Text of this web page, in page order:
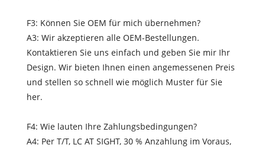
F3: Können Sie OEM für mich übernehmen?
A3: Wir akzeptieren alle OEM-Bestellungen.
Kontaktieren Sie uns einfach und geben Sie mir Ihr
Design. Wir bieten Ihnen einen angemessenen Preis
und stellen so schnell wie möglich Muster für Sie
her.
F4: Wie lauten Ihre Zahlungsbedingungen?
A4: Per T/T, LC AT SIGHT, 30 % Anzahlung im Voraus,